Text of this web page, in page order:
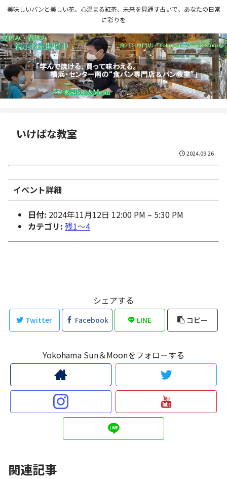
美味しいパンと美しい花、心温まる紅茶、未来を見通す占いで、あなたの日常
に彩りを
いけばな教室
2024.09.26
イベント詳細
日付: 2024年11月12日 12:00 PM – 5:30 PM
カテゴリ: 残1〜4
シェアする
Twitter Facebook LINE コピー
Yokohama Sun＆Moonをフォローする
関連記事